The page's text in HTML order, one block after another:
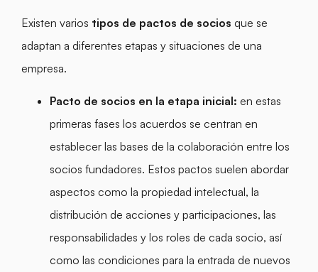
Existen varios tipos de pactos de socios que se
adaptan a diferentes etapas y situaciones de una
empresa.
Pacto de socios en la etapa inicial: en estas
primeras fases los acuerdos se centran en
establecer las bases de la colaboración entre los
socios fundadores. Estos pactos suelen abordar
aspectos como la propiedad intelectual, la
distribución de acciones y participaciones, las
responsabilidades y los roles de cada socio, así
como las condiciones para la entrada de nuevos